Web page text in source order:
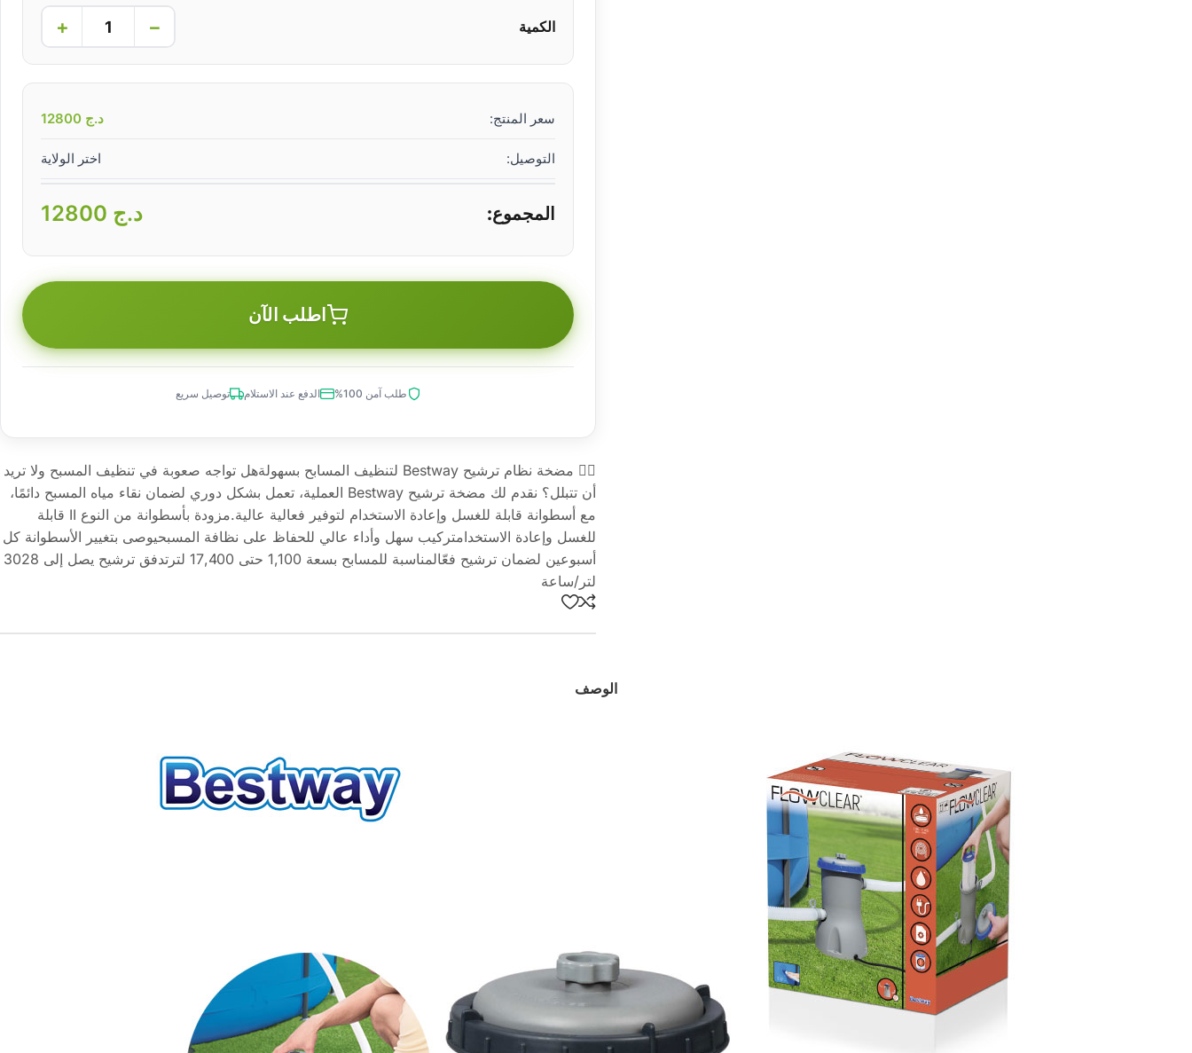
الكمية −
+
سعر المنتج: د.ج
التوصيل: اختر الولاية
المجموع: د.ج
اطلب الآن
طلب آمن 100% الدفع عند الاستلام توصيل سريع
🏊‍♂️ مضخة نظام ترشيح Bestway لتنظيف المسابح بسهولةهل تواجه صعوبة في تنظيف المسبح ولا تريد
أن تتبلل؟ نقدم لك مضخة ترشيح Bestway العملية، تعمل بشكل دوري لضمان نقاء مياه المسبح دائمًا،
مع أسطوانة قابلة للغسل وإعادة الاستخدام لتوفير فعالية عالية.مزودة بأسطوانة من النوع II قابلة
للغسل وإعادة الاستخدامتركيب سهل وأداء عالي للحفاظ على نظافة المسبحيوصى بتغيير الأسطوانة كل
أسبوعين لضمان ترشيح فعّالمناسبة للمسابح بسعة 1,100 حتى 17,400 لترتدفق ترشيح يصل إلى 3028
لتر/ساعة
الوصف